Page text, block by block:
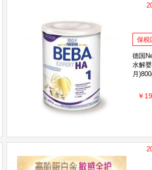
保税
德国
水解
月
￥